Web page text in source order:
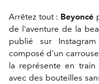
Arrêtez tout : Beyoncé
de l'aventure de la
publié sur
composé d'un
la représente en
avec des bouteilles